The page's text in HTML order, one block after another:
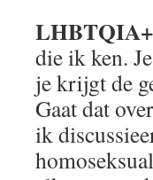
LHBTQIA+
die ik ken.
je krijgt de
Gaat dat
ik